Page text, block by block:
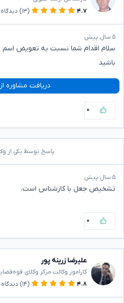
۴.۷
(۱۳) دیدگاه
۵ سال پیش
سلام اقدام شما نسبت به تعویض اسم
باشید
دریافت مشاوره
۰
پاسخ توسط یکی از
۵ سال پیش
تشخیص جعل با کارشناس است.
۰
علیرضا زرینه پور
کاراموز وکالت مرکز وکلای
۴.۸
(۱۴) دیدگاه